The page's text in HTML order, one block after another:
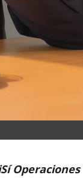
Operaciones